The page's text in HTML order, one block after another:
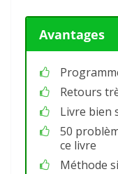
Avantages
Retours
Livre bien
50
ce livre
Méthode